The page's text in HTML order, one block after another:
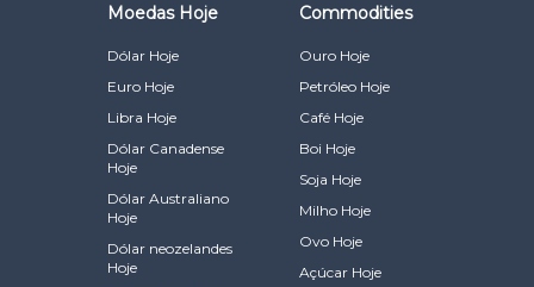
Moedas Hoje
Dólar Hoje
Euro Hoje
Libra Hoje
Dólar Canadense
Hoje
Dólar Australiano
Hoje
Dólar neozelandes
Hoje
Commodities
Ouro Hoje
Petróleo Hoje
Café Hoje
Boi Hoje
Soja Hoje
Milho Hoje
Ovo Hoje
Açúcar Hoje